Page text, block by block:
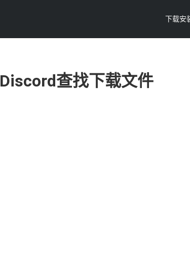
下载安
Discord查找下载文件